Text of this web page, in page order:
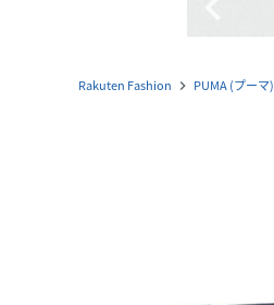
Rakuten Fashion navigate_next PUMA (プーマ)